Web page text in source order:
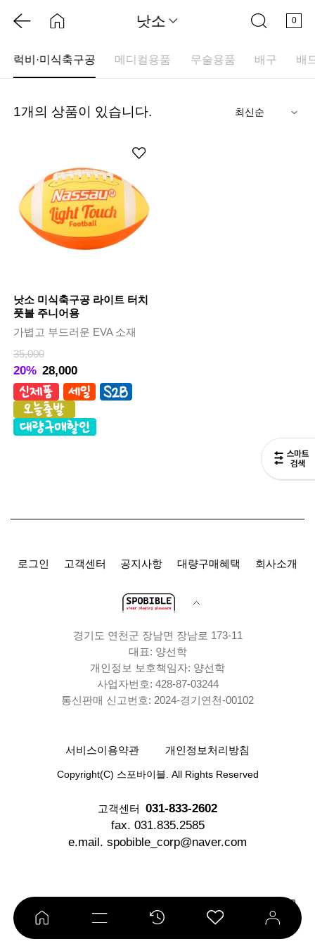
0
낫소
럭비·미식축구공 메디컬용품 무술용품 배구 배
1개의 상품이 있습니다.
낫소 미식축구공 라이트 터치
풋볼 주니어용
가볍고 부드러운 EVA 소재
35,000
20% 28,000
로그인 고객센터 공지사항 대량구매혜택 회사소개
경기도 연천군 장남면 장남로 173-11
대표: 양선학
개인정보 보호책임자: 양선학
사업자번호: 428-87-03244
통신판매 신고번호: 2024-경기연천-00102
서비스이용약관 개인정보처리방침
Copyright(C) 스포바이블. All Rights Reserved
고객센터
031-833-2602
fax. 031.835.2585
e.mail. spobible_corp@naver.com